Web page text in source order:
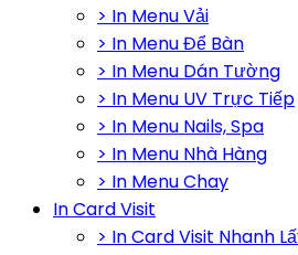
> In Menu Vải
> In Menu Để Bàn
> In Menu Dán Tường
> In Menu UV Trực Tiếp
> In Menu Nails, Spa
> In Menu Nhà Hàng
> In Menu Chay
In Card Visit
> In Card Visit Nhanh